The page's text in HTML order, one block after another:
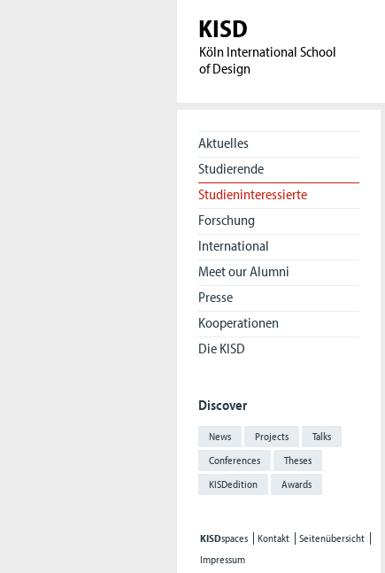
KISD
Köln International School
of Design
Aktuelles
Studierende
Studieninteressierte
Forschung
International
Meet our Alumni
Presse
Kooperationen
Die KISD
Discover
News Projects
Talks
Conferences
Theses
KISDedition
Awards
KISDspaces Kontakt
Seitenübersicht
Impressum